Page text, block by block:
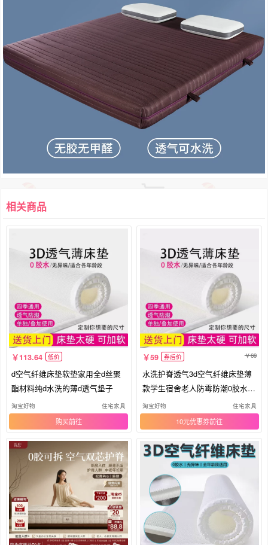
相关商品
113.64 低价
d空气纤维床垫软垫家用全d丝聚
酯材料纯d水洗的薄d透气垫子
淘宝好物 住宅家具
购买
59 券后价 69
水洗护脊透气3d空气纤维床垫薄
款学生宿舍老人防霉防潮0胶水床
垫
淘宝好物 住宅家具
10元优惠券